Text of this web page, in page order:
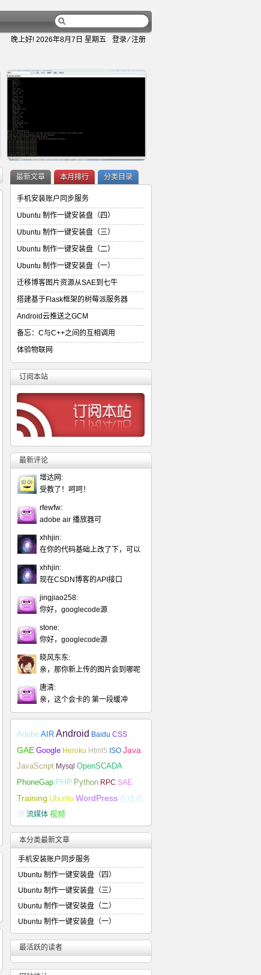
登录⁄注册
晚上好! 2026年8月7日 星期五
Ubuntu 制作一键安装盘（二）
最新文章 本月排行 分类目录
手机安装账户同步服务
Ubuntu 制作一键安装盘（四）
Ubuntu 制作一键安装盘（三）
Ubuntu 制作一键安装盘（二）
Ubuntu 制作一键安装盘（一）
迁移博客图片资源从SAE到七牛
搭建基于Flask框架的树莓派服务器
Android云推送之GCM
备忘：C与C++之间的互相调用
体验物联网
订阅本站
最新评论
增达网:
受教了！呵呵！
rfewfw:
adobe air 播放器可
xhhjin:
在你的代码基础上改了下，可以
xhhjin:
现在CSDN博客的API接口
jingjiao258:
你好，googlecode源
stone:
你好，googlecode源
晓风东东:
亲，那你新上传的图片会到哪呢
唐清:
亲，这个会卡的 第一段缓冲
Adobe AIR Android Baidu CSS
GAE Google Heroku Html5 ISO Java
JavaScript Mysql OpenSCADA
PhoneGap PHP Python RPC SAE
Training Ubuntu WordPress 在线资
源 流媒体 视频
本分类最新文章
手机安装账户同步服务
Ubuntu 制作一键安装盘（四）
Ubuntu 制作一键安装盘（三）
Ubuntu 制作一键安装盘（二）
Ubuntu 制作一键安装盘（一）
最活跃的读者